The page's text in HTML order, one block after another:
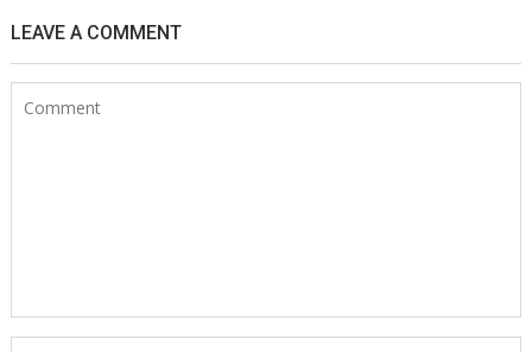
LEAVE A COMMENT